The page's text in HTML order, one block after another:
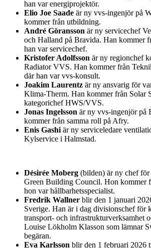
han var energiprojektör.
Elio Joe Saade är ny vvs-ingenjör på
kommer från utbildning.
André Göransson är ny servicechef
och Halland på Bravida. Han kommer
han var servicechef.
Kristofer Adolfsson är ny regionchef
Radiator VVS. Han kommer från
där han var vvs-konsult.
Joakim Laurentz är ny ansvarig för
Klima-Therm. Han kommer från Solar
kategorichef HWS/VVS.
Jonas Ingelsson är ny vvs-ingenjör på
kommer från samma roll på Afry.
Enis Gashiär ny serviceledare
Kylservice i Halmstad.
Désirée Moberg (bilden) är ny chef för
Green Building Council. Hon kommer
hon var hållbarhetsspecialist.
Fredrik Wallner blir den 1 januari
Sverige. Han är i dag divisionschef för
transport- och infrastrukturverksamhet
Louise Lökholm Klasson som lämnar
begäran.
Eva Karlsson blir den 1 februari 2026